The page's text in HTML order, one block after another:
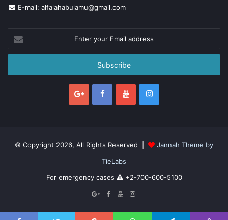
E-mail: alfalahabulamu@gmail.com
your
Email
© Copyright 2026, All Rights Reserved |
Jannah Theme by
TieLabs
For emergency cases
+2-700-600-5100